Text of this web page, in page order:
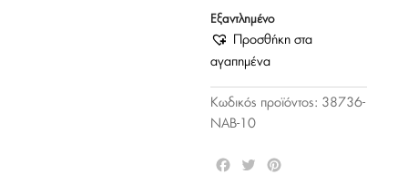
Εξαντλημένο
Προσθήκη στα
αγαπημένα
Κωδικός προϊόντος: 38736-
NAB-10